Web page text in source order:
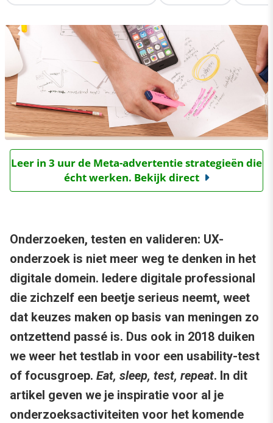
Leer in 3 uur de Meta-advertentie strategieën die
écht werken. Bekijk direct
Onderzoeken, testen en valideren: UX-
onderzoek is niet meer weg te denken in het
digitale domein. Iedere digitale professional
die zichzelf een beetje serieus neemt, weet
dat keuzes maken op basis van meningen zo
ontzettend passé is. Dus ook in 2018 duiken
we weer het testlab in voor een usability-test
of focusgroep. Eat, sleep, test, repeat. In dit
artikel geven we je inspiratie voor al je
onderzoeksactiviteiten voor het komende